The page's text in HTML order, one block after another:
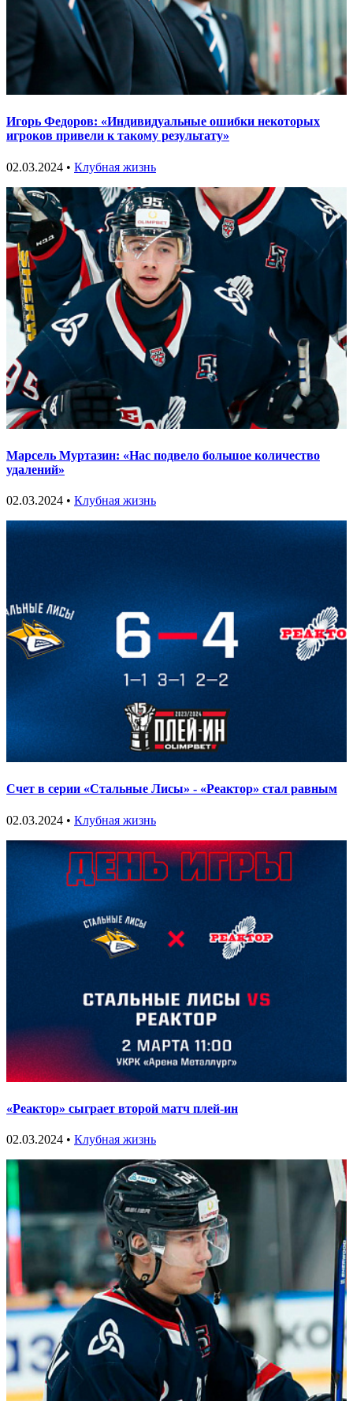
Игорь Федоров: «Индивидуальные ошибки некоторых
игроков привели к такому результату»
02.03.2024 • Клубная жизнь
Марсель Муртазин: «Нас подвело большое количество
удалений»
02.03.2024 • Клубная жизнь
Счет в серии «Стальные Лисы» - «Реактор» стал равным
02.03.2024 • Клубная жизнь
«Реактор» сыграет второй матч плей-ин
02.03.2024 • Клубная жизнь